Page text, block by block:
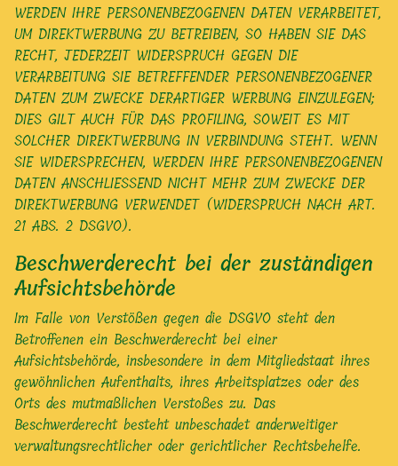
WERDEN IHRE PERSONENBEZOGENEN DATEN VERARBEITET,
UM DIREKTWERBUNG ZU BETREIBEN, SO HABEN SIE DAS
RECHT, JEDERZEIT WIDERSPRUCH GEGEN DIE
VERARBEITUNG SIE BETREFFENDER PERSONENBEZOGENER
DATEN ZUM ZWECKE DERARTIGER WERBUNG EINZULEGEN;
DIES GILT AUCH FÜR DAS PROFILING, SOWEIT ES MIT
SOLCHER DIREKTWERBUNG IN VERBINDUNG STEHT. WENN
SIE WIDERSPRECHEN, WERDEN IHRE PERSONENBEZOGENEN
DATEN ANSCHLIESSEND NICHT MEHR ZUM ZWECKE DER
DIREKTWERBUNG VERWENDET (WIDERSPRUCH NACH ART.
21 ABS. 2 DSGVO).
Beschwerde­recht bei der zuständigen
Aufsichts­behörde
Im Falle von Verstößen gegen die DSGVO steht den
Betroffenen ein Beschwerderecht bei einer
Aufsichtsbehörde, insbesondere in dem Mitgliedstaat ihres
gewöhnlichen Aufenthalts, ihres Arbeitsplatzes oder des
Orts des mutmaßlichen Verstoßes zu. Das
Beschwerderecht besteht unbeschadet anderweitiger
verwaltungsrechtlicher oder gerichtlicher Rechtsbehelfe.